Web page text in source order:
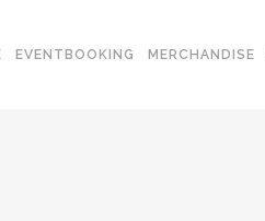
EVENTBOOKING MERCHANDISE